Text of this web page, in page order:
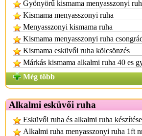
Gyönyörű kismama menyasszonyi
Kismama menyasszonyi ruha
Menyasszonyi kismama ruha
Kismama menyasszonyi ruha
Kismama esküvői ruha kölcsönzés
Márkás kismama alkalmi ruha 40 es
Még több
Alkalmi esküvői ruha
Esküvői ruha és alkalmi ruha készítése
Alkalmi ruha menyasszonyi ruha 1ft